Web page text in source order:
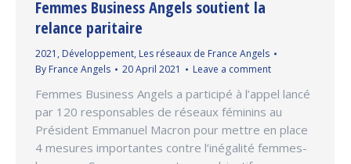
Femmes Business Angels soutient la
relance paritaire
2021 , Développement, Les réseaux de France Angels
By France Angels 20 April 2021 Leave a comment
Femmes Business Angels a participé à l’appel lancé
par 120 responsables de réseaux féminins au
Président Emmanuel Macron pour mettre en place
4 mesures importantes contre l’inégalité femmes-